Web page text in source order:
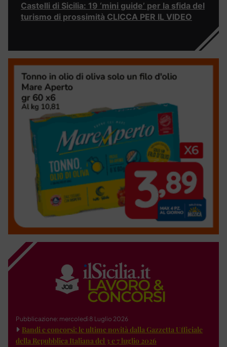
Castelli di Sicilia: 19 ‘mini guide’ per la sfida del
turismo di prossimità CLICCA PER IL VIDEO
Pubblicazione: mercoledì 8 Luglio 2026
Bandi e concorsi: le ultime novità dalla Gazzetta Ufficiale
della Repubblica Italiana del 3 e 7 luglio 2026